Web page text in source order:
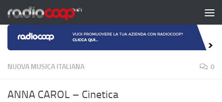
Salta al contenuto
NUOVA MUSICA ITALIANA 0
ANNA CAROL – Cinetica